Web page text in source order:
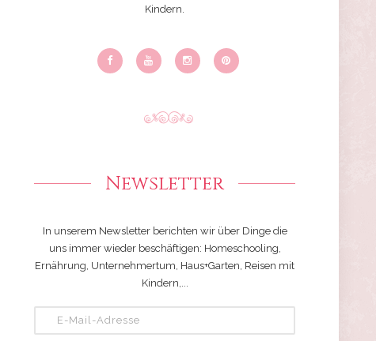
Kindern.
Newsletter
In unserem Newsletter berichten wir über Dinge die
uns immer wieder beschäftigen: Homeschooling,
Ernährung, Unternehmertum, Haus+Garten, Reisen mit
Kindern,...